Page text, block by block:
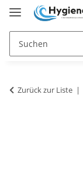
Zurück zur Liste